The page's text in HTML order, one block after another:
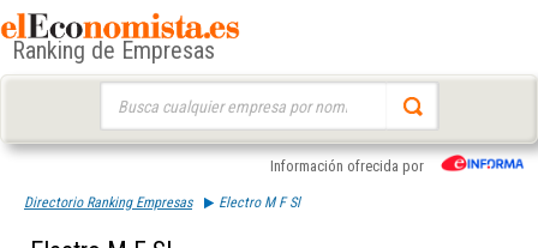
Ranking de Empresas
Información ofrecida por
Directorio Ranking Empresas Electro M F Sl